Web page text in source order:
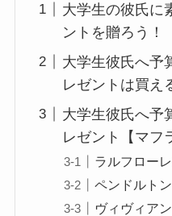
大学生の彼氏に
ントを贈ろう！
大学生彼氏へ予
レゼントは買え
大学生彼氏へ予
レゼント【マフ
ラルフロー
ペンドルト
ヴィヴィア